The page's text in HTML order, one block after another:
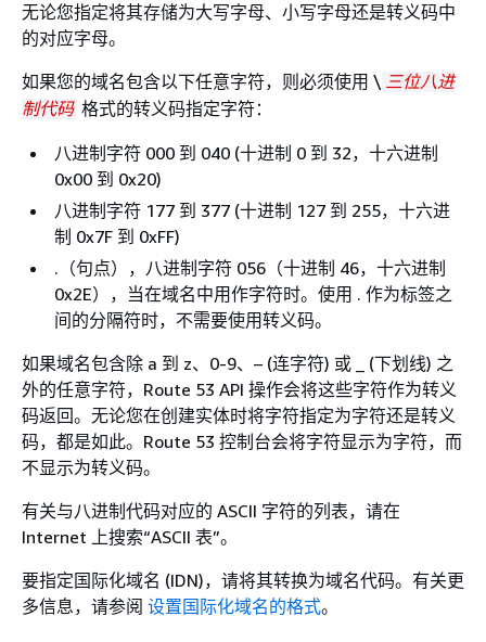
无论您指定将其存储为大写字母、小写字母还是转义码中
的对应字母。
如果您的域名包含以下任意字符，则必须使用 \ 三位八进
制代码 格式的转义码指定字符：
八进制字符 000 到 040 (十进制 0 到 32，十六进制
0x00 到 0x20)
八进制字符 177 到 377 (十进制 127 到 255，十六进
制 0x7F 到 0xFF)
.（句点），八进制字符 056（十进制 46，十六进制
0x2E），当在域名中用作字符时。使用 . 作为标签之
间的分隔符时，不需要使用转义码。
如果域名包含除 a 到 z、0-9、– (连字符) 或 _ (下划线) 之
外的任意字符，Route 53 API 操作会将这些字符作为转义
码返回。无论您在创建实体时将字符指定为字符还是转义
码，都是如此。Route 53 控制台会将字符显示为字符，而
不显示为转义码。
有关与八进制代码对应的 ASCII 字符的列表，请在
Internet 上搜索“ASCII 表”。
要指定国际化域名 (IDN)，请将其转换为域名代码。有关更
多信息，请参阅 设置国际化域名的格式。